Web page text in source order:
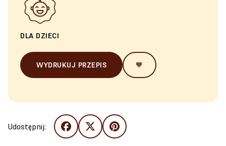
DLA DZIECI
WYDRUKUJ PRZEPIS 🧡
Udostępnij: